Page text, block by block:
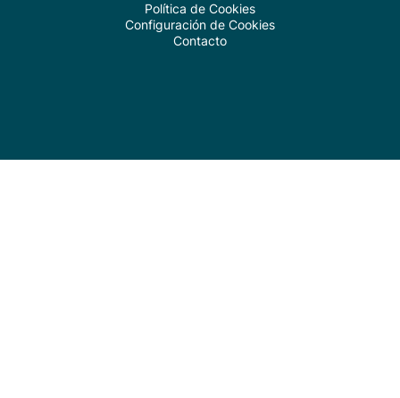
Política de Cookies
Configuración de Cookies
Contacto